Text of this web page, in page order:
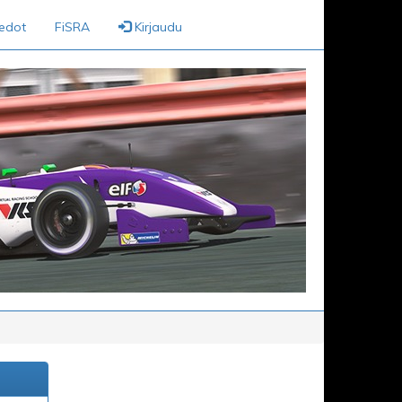
FiSRA Kirjaudu